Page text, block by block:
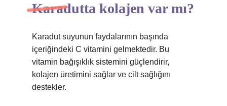
Karadutta kolajen var mı?
Karadut suyunun faydalarının başında
içeriğindeki C vitamini gelmektedir. Bu
vitamin bağışıklık sistemini güçlendirir,
kolajen üretimini sağlar ve cilt sağlığını
destekler.